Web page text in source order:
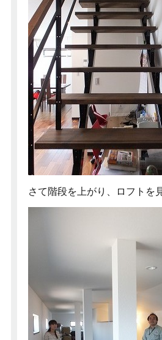
さて階段を上がり、ロフトを